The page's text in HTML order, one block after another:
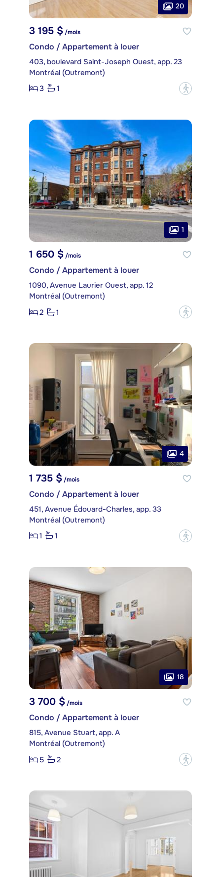
20
3 195 $ /mois
Condo / Appartement à louer
403, boulevard Saint-Joseph Ouest, app. 23
Montréal (Outremont)
3
1 ?
1
1 650 $/mois
Condo / Appartement à louer
1090, Avenue Laurier Ouest, app. 12
Montréal (Outremont)
2
1 ?
4
1 735 $ /mois
Condo / Appartement à louer
451, Avenue Édouard-Charles, app. 33
Montréal (Outremont)
1
1 ?
18
3 700 $/mois
Condo / Appartement à louer
815, Avenue Stuart, app. A
Montréal (Outremont)
5
2 ?